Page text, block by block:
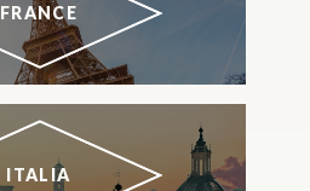
FRANCE
ITALIA